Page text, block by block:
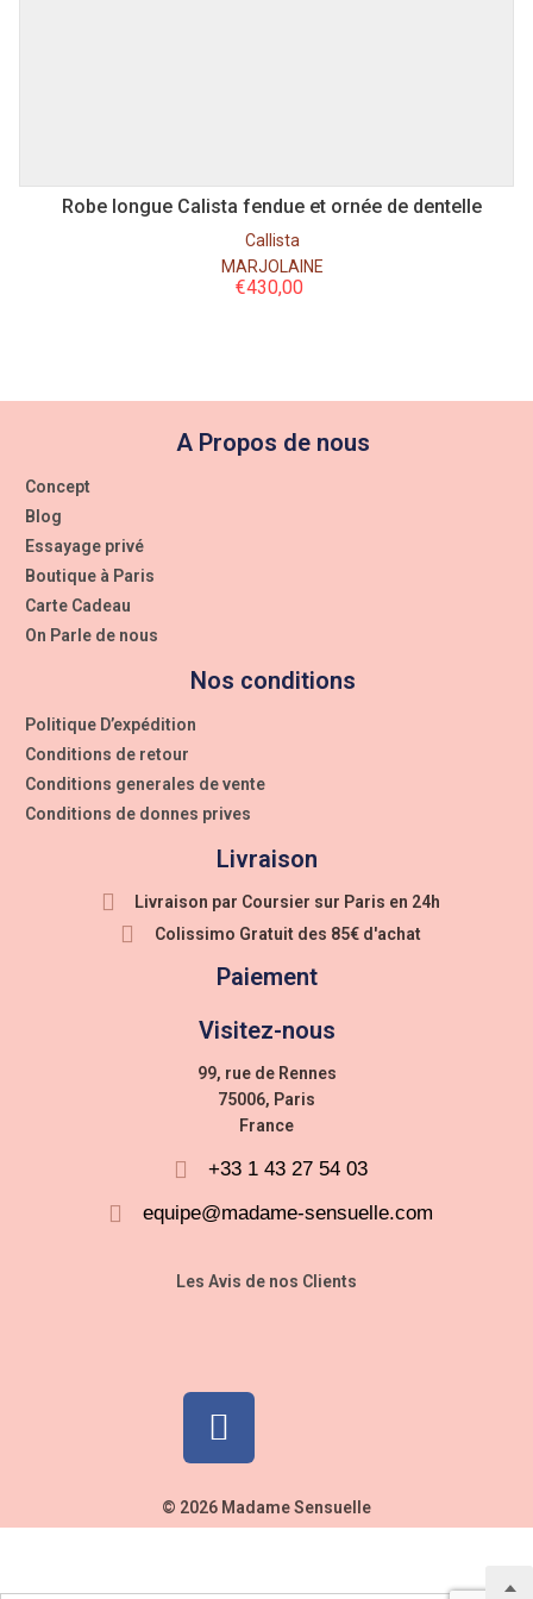
Robe longue Calista fendue et ornée de dentelle
Callista
MARJOLAINE
€430,00
A Propos de nous
Concept
Blog
Essayage privé
Boutique à Paris
Carte Cadeau
On Parle de nous
Nos conditions
Politique D’expédition
Conditions de retour
Conditions generales de vente
Conditions de donnes prives
Livraison
Livraison par Coursier sur Paris en 24h
Colissimo Gratuit des 85€ d'achat
Paiement
Visitez-nous
99, rue de Rennes
75006, Paris
France
+33 1 43 27 54 03
equipe@madame-sensuelle.com
Les Avis de nos Clients
© 2026 Madame Sensuelle